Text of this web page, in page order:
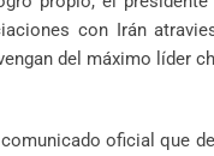
con Irán
del máximo líder
oficial que